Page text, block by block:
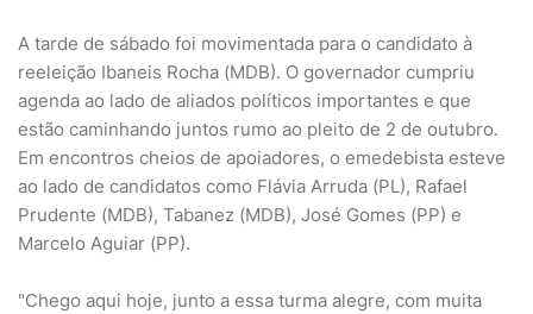
A tarde de sábado foi movimentada para o candidato à
reeleição Ibaneis Rocha (MDB). O governador cumpriu
agenda ao lado de aliados políticos importantes e que
estão caminhando juntos rumo ao pleito de 2 de outubro.
Em encontros cheios de apoiadores, o emedebista esteve
ao lado de candidatos como Flávia Arruda (PL), Rafael
Prudente (MDB), Tabanez (MDB), José Gomes (PP) e
Marcelo Aguiar (PP).
"Chego aqui hoje, junto a essa turma alegre, com muita